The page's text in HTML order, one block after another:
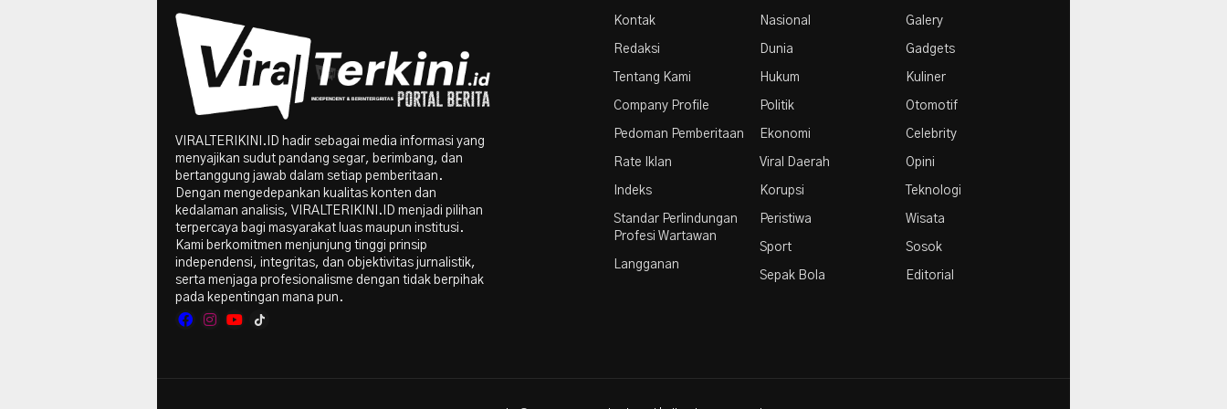
Pare
Kontak
Redaksi
Tentang Kami
Company Profile
Pedoman Pemberitaan
Rate Iklan
Indeks
Standar Perlindungan
Profesi Wartawan
Langganan
Nasional
Dunia
Hukum
Politik
Ekonomi
Viral Daerah
Korupsi
Peristiwa
Sport
Sepak Bola
Galery
Gadgets
Kuliner
Otomotif
Celebrity
Opini
Teknologi
Wisata
Sosok
Editorial
VIRALTERIKINI.ID hadir sebagai media informasi yang
menyajikan sudut pandang segar, berimbang, dan
bertanggung jawab dalam setiap pemberitaan.
Dengan mengedepankan kualitas konten dan
kedalaman analisis, VIRALTERIKINI.ID menjadi pilihan
terpercaya bagi masyarakat luas maupun institusi.
Kami berkomitmen menjunjung tinggi prinsip
independensi, integritas, dan objektivitas jurnalistik,
serta menjaga profesionalisme dengan tidak berpihak
pada kepentingan mana pun.